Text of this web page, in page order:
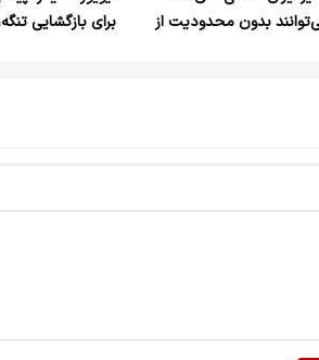
بدون محدودیت از
برای بازگشایی